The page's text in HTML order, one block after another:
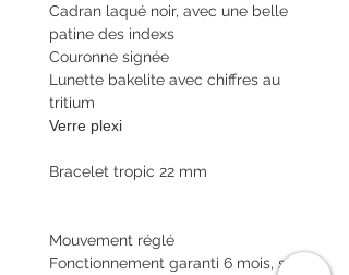
Cadran laqué noir, avec une belle
patine des indexs
Couronne signée
Lunette bakelite avec chiffres au
tritium
Verre plexi
Bracelet tropic 22 mm
Mouvement réglé
Fonctionnement garanti 6 mois, sur